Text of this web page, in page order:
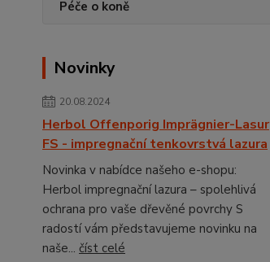
Péče o koně
Novinky
20.08.2024
Herbol Offenporig Imprägnier-Lasur
FS - impregnační tenkovrstvá lazura
Novinka v nabídce našeho e-shopu:
Herbol impregnační lazura – spolehlivá
ochrana pro vaše dřevěné povrchy S
radostí vám představujeme novinku na
naše... číst celé